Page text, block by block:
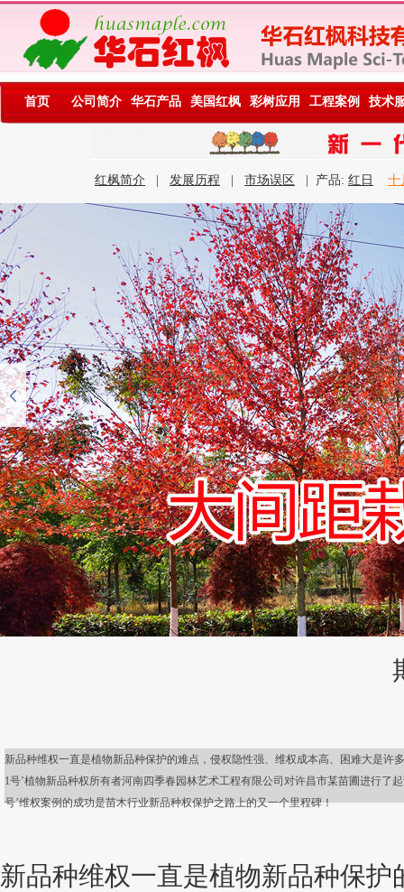
首页 公司简介 华石产品 美国红枫 彩树应用 工程案例 技术
红枫简介 发展历程 市场误区 | 产品: 红日 十
新品种维权一直是植物新品种保护的难点，侵权隐性强、维权成本高、困难大是许
1号’植物新品种权所有者河南四季春园林艺术工程有限公司对许昌市某苗圃进行了
号’维权案例的成功是苗木行业新品种权保护之路上的又一个里程碑！
新品种维权一直是植物新品种保